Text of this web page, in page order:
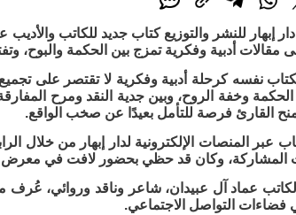
مقالات أدبية وفكرية تمزج بين الحكمة والبوح،
نفسه كرحلة أدبية وفكرية لا تقتصر على
وخفة الروح، وبين جدية النقد ومرح
القارئ فرصة للتأمل بعيدًا عن صخب الواقع.
المشاركة، وكان قد حظي بحضور لافت في معرض
عماد آل عبيدان، شاعر وناقد وروائي،
فضاءات التواصل الاجتماعي.